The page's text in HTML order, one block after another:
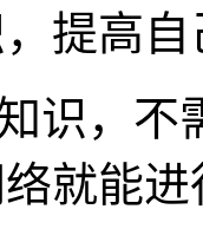
提高
识，
就能